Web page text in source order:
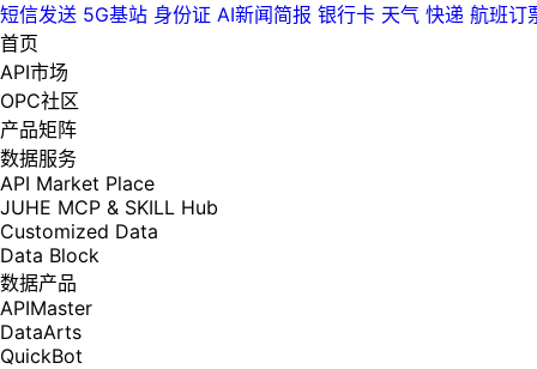
短信发送 5G基站 身份证 AI新闻简报 银行卡 天气 快递 航班订
首页
API市场
OPC社区
产品矩阵
数据服务
API Market Place
JUHE MCP & SKILL Hub
Customized Data
Data Block
数据产品
APIMaster
DataArts
QuickBot